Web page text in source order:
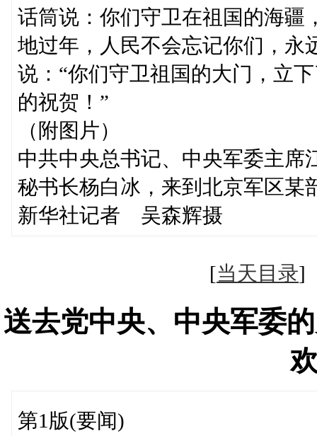
话筒说：你们守卫在祖国的海疆
地过年，人民不会忘记你们，永
说：“你们守卫祖国的大门，立
的祝贺！”
（附图片）
中共中央总书记、中央军委主席
秘书长杨白冰，来到北京军区某
新华社记者 吴森辉摄
[当天目录
送去党中央、中央军委
第1版(要闻)